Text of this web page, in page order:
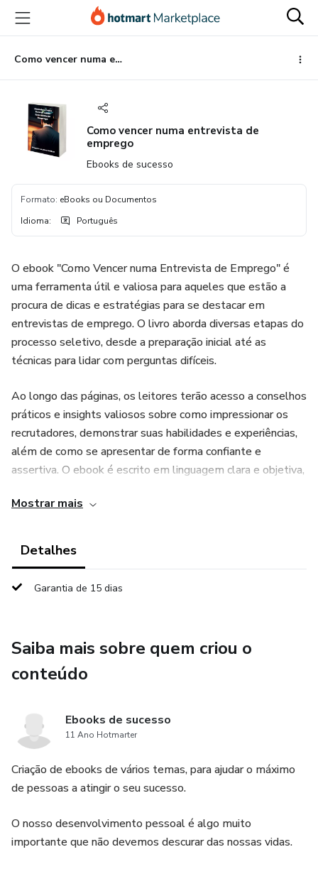
para
conteúdo
principal
para
pagamento
para
rodapé
Como vencer numa entrevista de emprego
Como vencer numa entrevista de
emprego
Ebooks de sucesso
Formato: eBooks ou Documentos
Idioma: Português
O ebook "Como Vencer numa Entrevista de Emprego" é
uma ferramenta útil e valiosa para aqueles que estão a
procura de dicas e estratégias para se destacar em
entrevistas de emprego. O livro aborda diversas etapas do
processo seletivo, desde a preparação inicial até as
técnicas para lidar com perguntas difíceis.
Ao longo das páginas, os leitores terão acesso a conselhos
práticos e insights valiosos sobre como impressionar os
recrutadores, demonstrar suas habilidades e experiências,
além de como se apresentar de forma confiante e
assertiva. O ebook é escrito em linguagem clara e objetiva,
em melhorar suas chances de sucesso na busca por um
suas habilidades de comunicação, desenvolver uma
apresentadas no livro, os leitores terão mais confiança e
segurança para enfrentar entrevistas de emprego e
Mostrar mais
Detalhes
Garantia de 15 dias
Saiba mais sobre quem criou o
conteúdo
Ebooks de sucesso
11 Ano Hotmarter
Criação de ebooks de vários temas, para ajudar o máximo
de pessoas a atingir o seu sucesso.
O nosso desenvolvimento pessoal é algo muito
importante que não devemos descurar das nossas vidas.